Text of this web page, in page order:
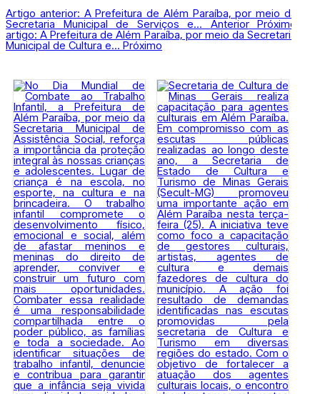
Artigo anterior: A Prefeitura de Além Paraíba, por meio da
Secretaria Municipal de Serviços e... Anterior Próximo
artigo: A Prefeitura de Além Paraíba, por meio da Secretaria
Municipal de Cultura e... Próximo